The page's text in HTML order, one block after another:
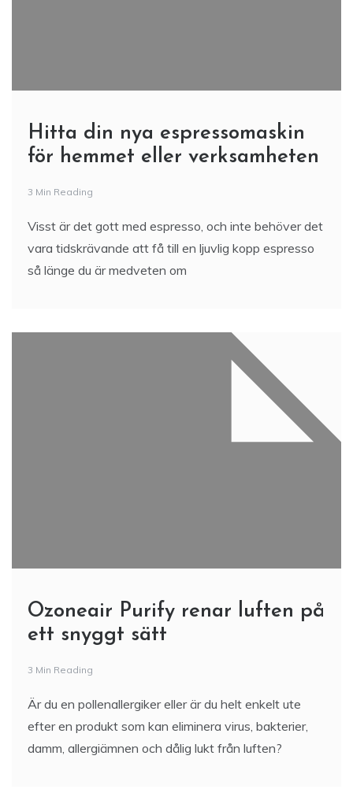
Hitta din nya espressomaskin
för hemmet eller verksamheten
3 Min Reading
Visst är det gott med espresso, och inte behöver det
vara tidskrävande att få till en ljuvlig kopp espresso
så länge du är medveten om
Ozoneair Purify renar luften på
ett snyggt sätt
3 Min Reading
Är du en pollenallergiker eller är du helt enkelt ute
efter en produkt som kan eliminera virus, bakterier,
damm, allergiämnen och dålig lukt från luften?